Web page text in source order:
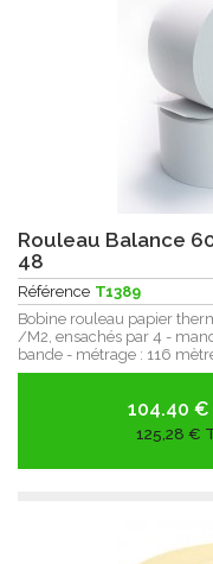
Rouleau Balance
48
Référence T1389
Bobine rouleau papier
/M2, ensachés par 4 -
bande - métrage : 116
104.40 €
125,28 €